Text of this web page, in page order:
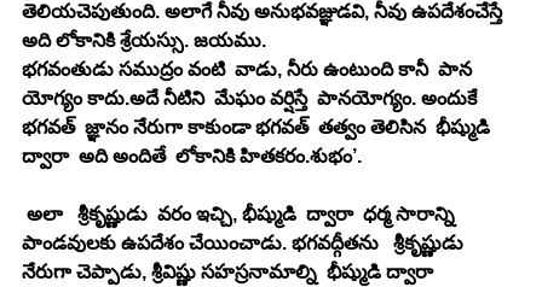
తెలియచెపుతుంది. అలాగే నీవు అనుభవజ్ఞుడవి, నీవు ఉపదేశంచేస్తే
అది లోకానికి శ్రేయస్సు. జయము.
భగవంతుడు సముద్రం వంటి  వాడు, నీరు ఉంటుంది కానీ  పాన
యోగ్యం కాదు.అదే నీటిని  మేఘం వర్షిస్తే  పానయోగ్యం. అందుకే
భగవత్  జ్ఞానం నేరుగా కాకుండా భగవత్  తత్వం తెలిసిన  భీష్ముడి
ద్వారా  అది అందితే  లోకానికి హితకరం.శుభం’.
అలా   శ్రీకృష్ణుడు  వరం ఇచ్చి, భీష్ముడి  ద్వారా  ధర్మ సారాన్ని
పాండవులకు ఉపదేశం చేయించాడు. భగవద్గీతను   శ్రీకృష్ణుడు
నేరుగా చెప్పాడు, శ్రీవిష్ణు సహస్రనామాల్ని  భీష్ముడి ద్వారా